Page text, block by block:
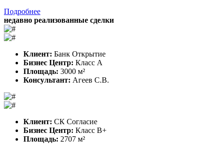
Подробнее
недавно реализованные сделки
Клиент: Банк Открытие
Бизнес Центр: Класс A
Площадь: 3000 м²
Консультант: Агеев С.В.
Клиент: СК Согласие
Бизнес Центр: Класс B+
Площадь: 2707 м²